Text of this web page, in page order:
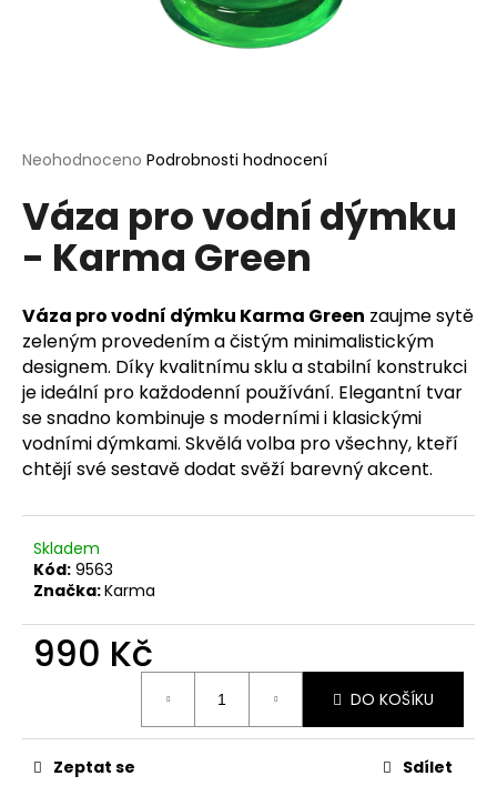
Průměrné
produktu
je
z
hvězdiček.
Neohodnoceno Podrobnosti hodnocení
Váza pro vodní dýmku
- Karma Green
Váza pro vodní dýmku Karma Green zaujme sytě
zeleným provedením a čistým minimalistickým
designem. Díky kvalitnímu sklu a stabilní konstrukci
je ideální pro každodenní používání. Elegantní tvar
se snadno kombinuje s moderními i klasickými
vodními dýmkami. Skvělá volba pro všechny, kteří
chtějí své sestavě dodat svěží barevný akcent.
Skladem
Kód: 9563
Značka:Karma
990 Kč
DO KOŠÍKU
Zeptat se Sdílet
HLEDAT
D
o
p
o
r
u
u
e
m
e